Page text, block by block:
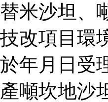
替米沙坦、
技改項目環
於年月日受
產噸坎地沙